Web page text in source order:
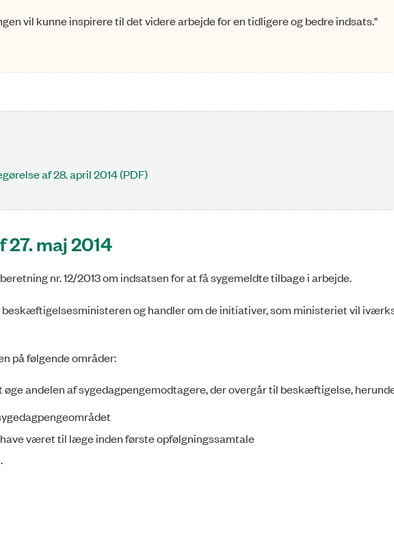
vil kunne inspirere til det videre arbejde for en tidligere og bedre indsats."
af 28. april 2014 (PDF)
maj 2014
nr. 12/2013 om indsatsen for at få sygemeldte tilbage i arbejde.
beskæftigelsesministeren og handler om de initiativer, som ministeriet vil
på følgende områder:
andelen af sygedagpengemodtagere, der overgår til beskæftigelse,
været til læge inden første opfølgningssamtale